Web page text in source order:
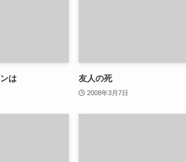
は 友人の死
2008年3月7日